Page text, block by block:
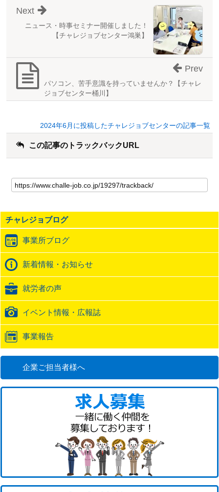
ニュース・時事セミナー開催しました！
【チャレジョブセンター鴻巣】
Next
パソコン、苦手意識を持っていませんか？【チャレ
ジョブセンター桶川】
Prev
2024年6月に投稿したチャレジョブセンターの記事一覧
この記事のトラックバックURL
の
記
の
ト
ッ
ク
バ
ッ
URL
チャレジョブログ
事業所ブログ
新着情報・お知らせ
就労者の声
イベント情報・広報誌
事業報告
企業ご担当者様へ